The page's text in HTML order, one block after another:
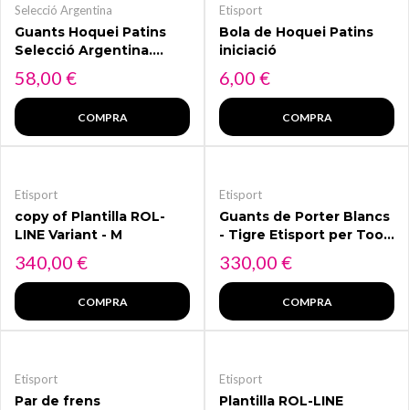
Selecció Argentina
Guants Hoquei Patins
Selecció Argentina.
Etisport Professional
Preu
58,00 €
COMPRA
Etisport
Bola de Hoquei Patins
iniciació
Preu
6,00 €
COMPRA
Etisport
copy of Plantilla ROL-
LINE Variant - M
Preu
340,00 €
COMPRA
Etisport
Guants de Porter Blancs
- Tigre Etisport per Toor
– Model Professional
Preu
330,00 €
COMPRA
Etisport
Par de frens
Etisport
Plantilla ROL-LINE